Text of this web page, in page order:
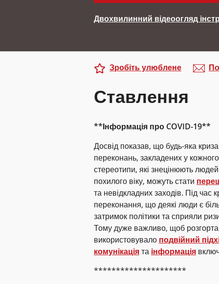
Двохвилинний відеоогляд
Ставлення
Зробіть улюблене
**Інформація про COVID-19**
Досвід показав, що будь-яка
переконань, закладених у
стереотипи, які знецінюють
похилого віку, можуть стати
та невідкладних заходів. Під час
переконання, що деякі люди є
затримок політики та сприяли
Тому дуже важливо, щоб
використовувало подвійний
комунікаціята інформація
*********************